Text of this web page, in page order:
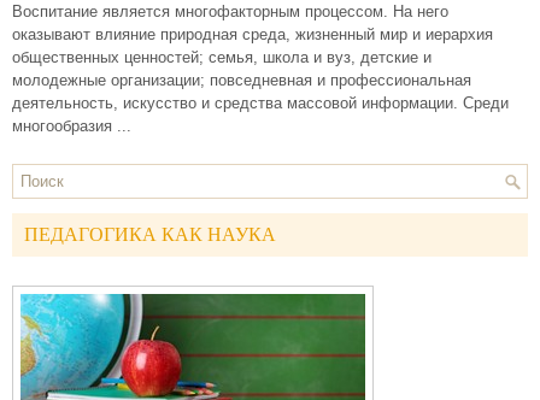
Воспитание является многофакторным процессом. На него
оказывают влияние природная среда, жизненный мир и иерархия
общественных ценностей; семья, школа и вуз, детские и
молодежные организации; повседневная и профессиональная
деятельность, искусство и средства массовой информации. Среди
многообразия ...
ПЕДАГОГИКА КАК НАУКА